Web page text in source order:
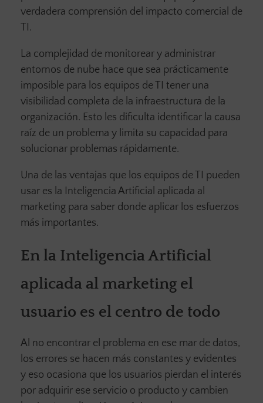
verdadera comprensión del impacto comercial de
TI.
La complejidad de monitorear y administrar
entornos de nube hace que sea prácticamente
imposible para los equipos de TI tener una
visibilidad completa de la infraestructura de la
organización. Esto les dificulta identificar la causa
raíz de un problema y limita su capacidad para
solucionar problemas rápidamente.
Una de las ventajas que los equipos de TI pueden
usar es la Inteligencia Artificial aplicada al
marketing para saber donde aplicar los esfuerzos
más importantes.
En la Inteligencia Artificial
aplicada al marketing el
usuario es el centro de todo
Al no encontrar el problema en ese mar de datos,
los errores se hacen más constantes y evidentes
y eso ocasiona que los usuarios pierdan el interés
por adquirir ese servicio o producto y cambien